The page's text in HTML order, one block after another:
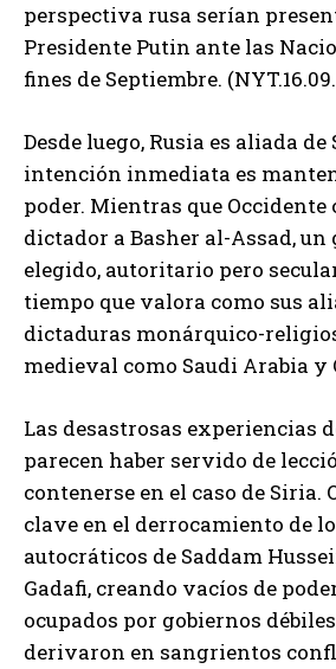
perspectiva rusa serían
Presidente Putin ante las
fines de Septiembre.
Desde luego, Rusia es aliada
intención inmediata es
poder. Mientras que Occidente
dictador a Basher al-Assad, un
elegido, autoritario pero
tiempo que valora como sus
dictaduras monárquico-
medieval como Saudi Arabia y
Las desastrosas experiencias
parecen haber servido de
contenerse en el caso de Siria.
clave en el derrocamiento de
autocráticos de Saddam
Gadafi, creando vacíos de
ocupados por gobiernos
derivaron en sangrientos